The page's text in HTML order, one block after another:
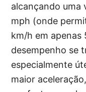
alcançando uma
mph (onde
km/h em apenas
desempenho se
especialmente
maior